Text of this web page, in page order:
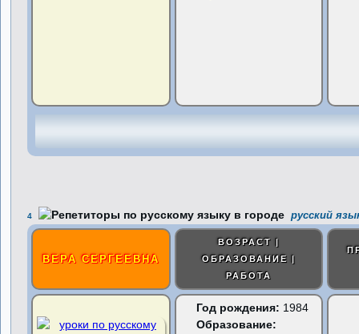
4 русский
ВЕРА СЕРГЕЕВНА
ВОЗРАСТ |
ОБРАЗОВАНИЕ |
РАБОТА
Год рождения: 1984
Образование: